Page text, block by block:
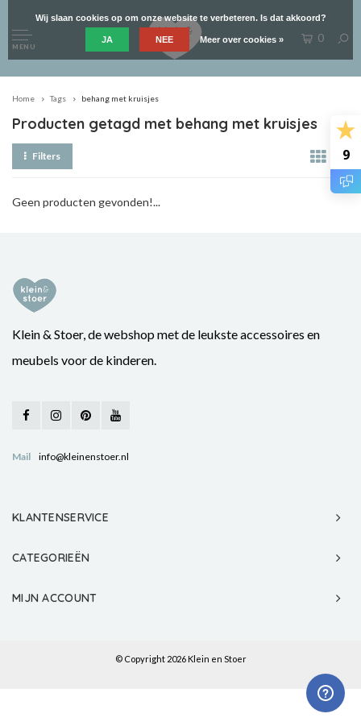
9
MENU
0
Home Tags behang met kruisjes
Producten getagd met behang met kruisjes
Filters
Geen producten gevonden!...
Klein & Stoer, de webshop met de leukste accessoires en
meubels voor de kinderen.
Mail info@kleinenstoer.nl
KLANTENSERVICE
CATEGORIEËN
MIJN ACCOUNT
© Copyright 2026 Klein en Stoer
Wij slaan cookies op om onze website te verbeteren. Is dat akkoord?
JA NEE Meer over cookies »